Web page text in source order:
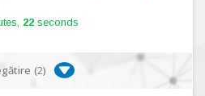
20 seconds
(2)